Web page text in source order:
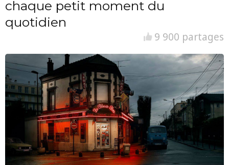
chaque petit moment du
quotidien
9 900 partages